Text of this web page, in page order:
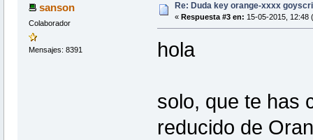
sanson
Colaborador
Mensajes: 8391
Re: Duda key orange-xxxx
« Respuesta #3 en: 15-05-2015, 12:48
hola
solo, que te has
reducido de